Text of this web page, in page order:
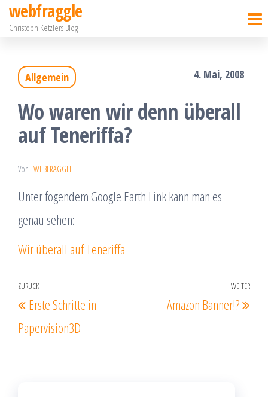
Zum
Inhalt
webfraggle
Christoph Ketzlers Blog
Allgemein 4. Mai, 2008
Wo waren wir denn überall
auf Teneriffa?
Von WEBFRAGGLE
Unter fogendem Google Earth Link kann man es
genau sehen:
Wir überall auf Teneriffa
Beitragsnavigation
Vorheriger
Beitrag
ZURÜCK
Erste Schritte in
Papervision3D
WEITER
Amazon Banner!?